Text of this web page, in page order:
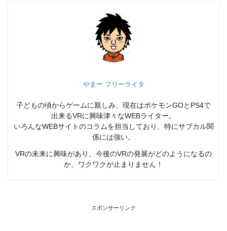
やまー フリーライタ
子どもの頃からゲームに親しみ、現在はポケモンGOとPS4で
出来るVRに興味津々なWEBライター。
いろんなWEBサイトのコラムを担当しており、特にサブカル関
係には強い。
VRの未来に興味があり、今後のVRの発展がどのようになるの
か、ワクワクが止まりません！
スポンサーリンク